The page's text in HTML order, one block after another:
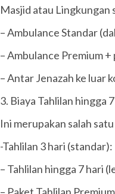
Masjid atau Lingkungan
– Ambulance Standar
– Ambulance Premium
– Antar Jenazah ke luar
3. Biaya Tahlilan hingga
Ini merupakan salah
-Tahlilan 3 hari
– Tahlilan hingga 7 hari
– Paket Tahlilan